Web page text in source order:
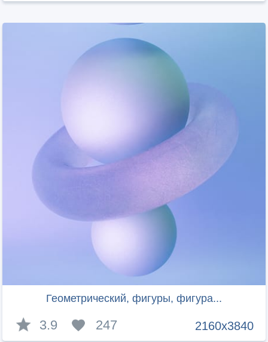
Геометрический, фигуры, фигура...
2160x3840
3.9 247